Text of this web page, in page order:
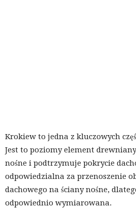
Krokiew to jedna z kluczowych
Jest to poziomy element
nośne i podtrzymuje pokrycie
odpowiedzialna za przenoszenie
dachowego na ściany nośne,
odpowiednio wymiarowana.